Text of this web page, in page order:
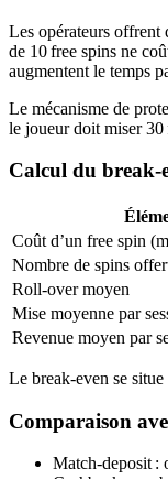
Les opérateurs offrent
de 10 free spins ne
augmentent le temps
Le mécanisme de
le joueur doit miser 30
Calcul du
Coût d’un free spin
Nombre de spins
Roll‑over moyen
Mise moyenne par
Revenue moyen par
Le break‑even se
Comparaison
Match‑deposit :